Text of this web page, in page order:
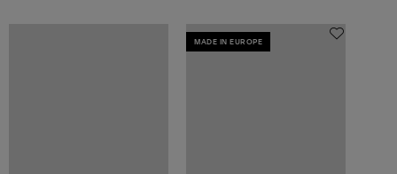
MADE IN EUROPE